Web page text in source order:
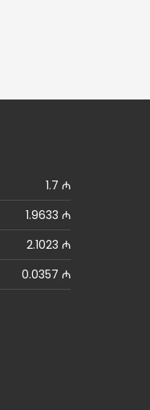
1.7 ₼
1.9633 ₼
2.1023 ₼
0.0357 ₼